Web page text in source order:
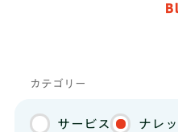
ブ
推薦・総
カテゴリー
サービス ナレ